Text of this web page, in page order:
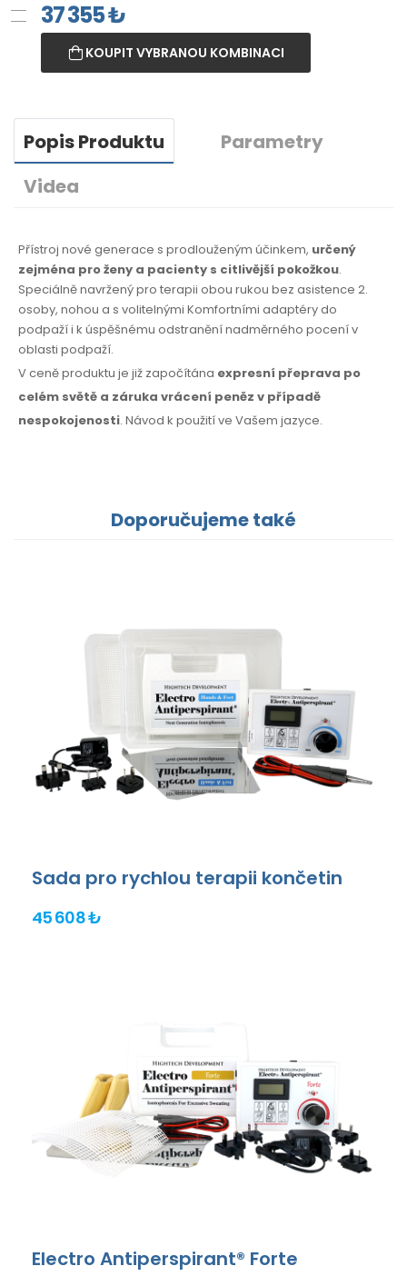
37 355₺
KOUPIT VYBRANOU KOMBINACI
Popis Produktu
Parametry
Videa
Přístroj nové generace s prodlouženým účinkem, určený
zejména pro ženy a pacienty s citlivější pokožkou.
Speciálně navržený pro terapii obou rukou bez asistence 2.
osoby, nohou a s volitelnými Komfortními adaptéry do
podpaží i k úspěšnému odstranění nadměrného pocení v
oblasti podpaží.
V ceně produktu je již započítána expresní přeprava po
celém světě a záruka vrácení peněz v případě
nespokojenosti. Návod k použitíve Vašem jazyce.
Doporučujeme také
Sada pro rychlou terapii končetin
45 608 ₺
Electro Antiperspirant® Forte